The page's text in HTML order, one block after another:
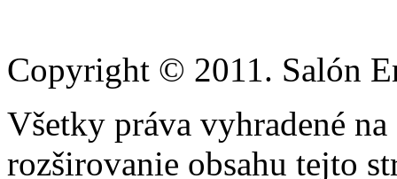
Copyright © 2011. Salón
Všetky práva vyhradené
rozširovanie obsahu tejto